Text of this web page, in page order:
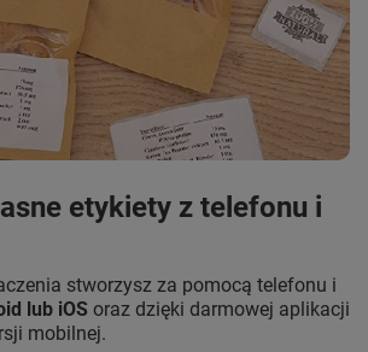
etykiety z telefonu i
stworzysz za pomocą telefonu i
lub iOS oraz dzięki darmowej aplikacji
mobilnej.